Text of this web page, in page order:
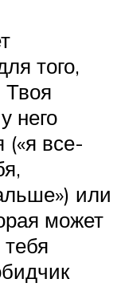
того,
Твоя
него
(«я все-
или
может